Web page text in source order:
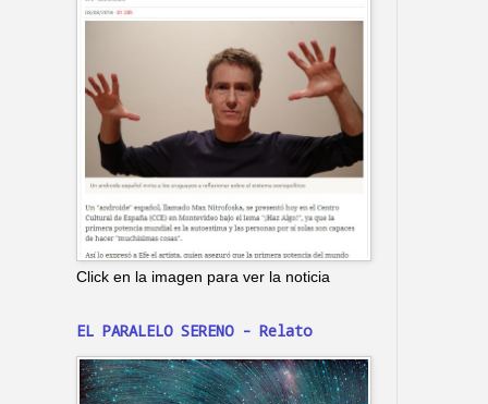
Click en la imagen para ver la noticia
EL PARALELO SERENO - Relato